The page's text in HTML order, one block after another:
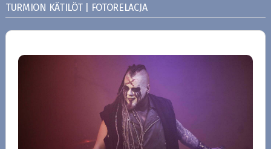
TURMION KÄTILÖT | FOTORELACJA